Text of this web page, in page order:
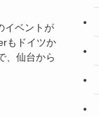
イベントが
もドイツか
、仙台から